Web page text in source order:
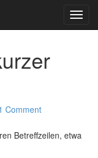
Comment
Betreffzeilen, etwa